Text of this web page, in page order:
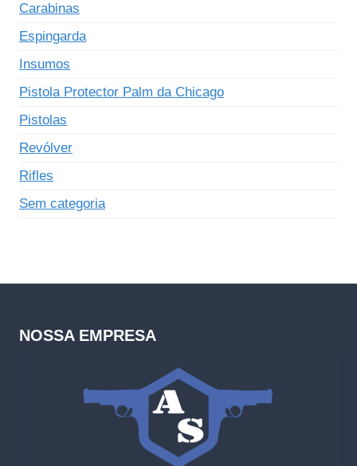
Carabinas
Espingarda
Insumos
Pistola Protector Palm da Chicago
Pistolas
Revólver
Rifles
Sem categoria
NOSSA EMPRESA